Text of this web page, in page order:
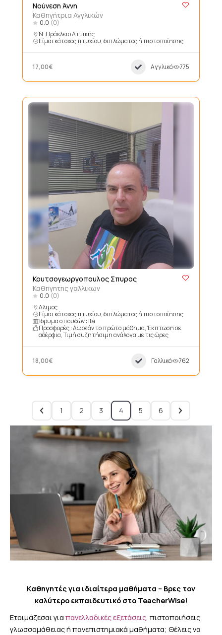
Νούνεση Άννη
Καθηγήτρια Αγγλικών
0.0 (0)
Ν. Ηράκλειο Αττικής
Είμαι κάτοχος πτυχίου, διπλώματος ή πιστοποίησης
17,00€ Αγγλικά 775
Κουτσογεωργοπουλος Σπυρος
Καθηγητης γαλλικων
0.0 (0)
Αλιμος
Είμαι κάτοχος πτυχίου, διπλώματος ή πιστοποίησης
Ίδρυμα σπουδών : Ifa
Προσφορές : Δωρεάν το πρώτο μάθημα, Έκπτωση σε
αδέρφια, Τιμή συζητήσιμη ανάλογα με τις ώρες
18,00€ Γαλλικά 762
1 2 3 4 5 6
Καθηγητές για ιδιαίτερα μαθήματα – Βρες τον
καλύτερο εκπαιδευτικό στο TeacherWise!
Ετοιμάζεσαι για πανελλαδικές εξετάσεις , πιστοποιήσεις
γλωσσομάθειας ή πανεπιστημιακά μαθήματα; Θέλεις να